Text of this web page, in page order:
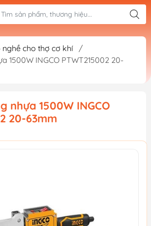
cho thợ cơ khí
/
1500W INGCO PTWT215002 20-
nhựa 1500W INGCO
20-63mm